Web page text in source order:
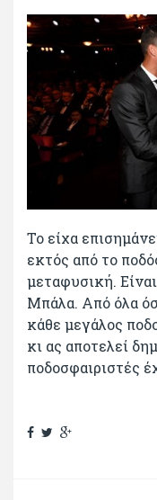
Το είχα
εκτός από το
μεταφυσική.
Μπάλα. Από όλα
κάθε μεγάλος
κι ας αποτελεί
ποδοσφαιριστές